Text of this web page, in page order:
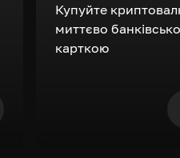
Купуйте
миттєво
карткою